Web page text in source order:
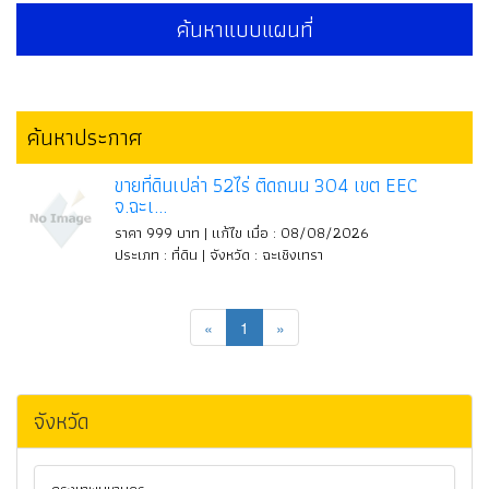
ค้นหาแบบแผนที่
ค้นหาประกาศ
ขายที่ดินเปล่า 52ไร่ ติดถนน 304 เขต EEC
จ.ฉะเ...
ราคา 999 บาท | แก้ไข เมื่อ : 08/08/2026
ประเภท : ที่ดิน | จังหวัด : ฉะเชิงเทรา
« 1 »
จังหวัด